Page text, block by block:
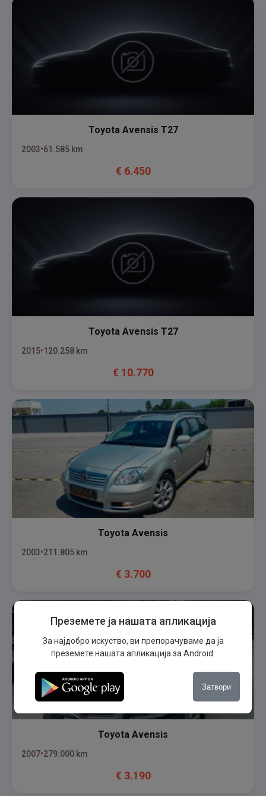
Toyota Avensis T27
2003 61.585 km
€ 6.450
Toyota Avensis T27
2015 120.258 km
€ 10.770
Toyota Avensis
2003 211.805 km
€ 3.700
Toyota Avensis
2007 279.000 km
€ 3.190
Преземете ја нашата апликација
За најдобро искуство, ви препорачуваме да ја
преземете нашата апликација за Android.
Затвори